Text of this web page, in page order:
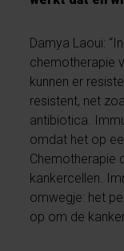
Damya Laoui:
chemotherapie
kunnen er
resistent, net
antibiotica.
omdat het op
Chemotherapie
kankercellen.
omwegje: het
op om de